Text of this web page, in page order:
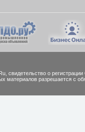
cвидетельство о
материалов разрешается с